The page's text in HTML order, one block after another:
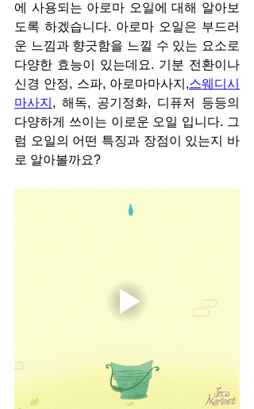
에 사용되는 아로마 오일에 대해 알아보
도록 하겠습니다. 아로마 오일은 부드러
운 느낌과 향긋함을 느낄 수 있는 요소로
다양한 효능이 있는데요. 기분 전환이나
신경 안정, 스파, 아로마마사지,스웨디시
마사지 , 해독, 공기정화, 디퓨저 등등의
다양하게 쓰이는 이로운 오일 입니다. 그
럼 오일의 어떤 특징과 장점이 있는지 바
로 알아볼까요?